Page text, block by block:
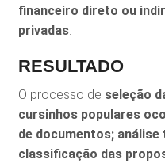
financeiro direto ou
privadas.
RESULTADO
O processo de seleção
cursinhos populares
de documentos;
classificação das